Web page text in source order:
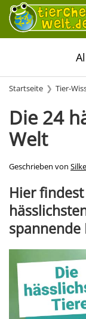
Startseite Tier-
Die 24
Welt
Geschrieben von
Hier
spannende